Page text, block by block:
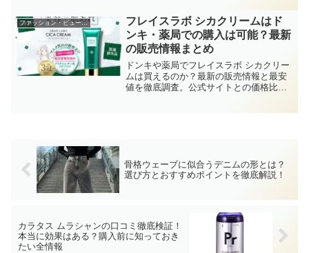
ファッション・ビューティー
フレイスラボ シカクリームはド
ンキ・薬局での購入は可能？最新
の販売情報まとめ
ドンキや薬局でフレイスラボ シカクリー
ムは買えるのか？最新の販売情報と最安
値を徹底調査。公式サイトとの価格比較
骨格ウェーブに似合うデニムの形とは？
選び方とおすすめポイントを徹底解説！
カラタス ムラシャンの口コミ徹底検証！
本当に効果はある？購入前に知っておき
たい全情報